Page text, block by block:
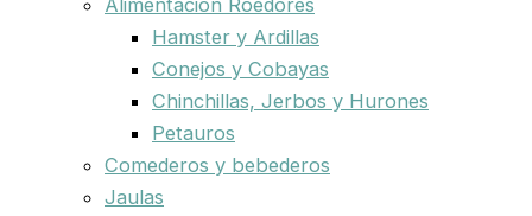
Alimentación Roedores
Hamster y Ardillas
Conejos y Cobayas
Chinchillas, Jerbos y Hurones
Petauros
Comederos y bebederos
Jaulas